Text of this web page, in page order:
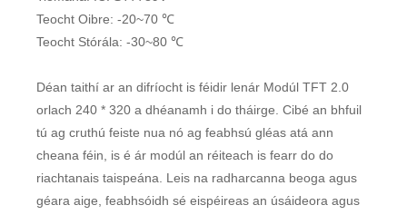
Teocht Oibre: -20~70 ℃
Teocht Stórála: -30~80 ℃
Déan taithí ar an difríocht is féidir lenár Modúl TFT 2.0
orlach 240 * 320 a dhéanamh i do tháirge. Cibé an bhfuil
tú ag cruthú feiste nua nó ag feabhsú gléas atá ann
cheana féin, is é ár modúl an réiteach is fearr do do
riachtanais taispeána. Leis na radharcanna beoga agus
géara aige, feabhsóidh sé eispéireas an úsáideora agus